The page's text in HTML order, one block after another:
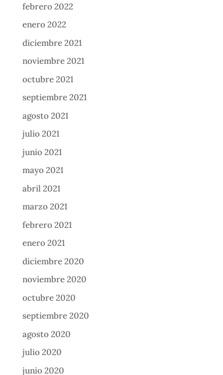
febrero 2022
enero 2022
diciembre 2021
noviembre 2021
octubre 2021
septiembre 2021
agosto 2021
julio 2021
junio 2021
mayo 2021
abril 2021
marzo 2021
febrero 2021
enero 2021
diciembre 2020
noviembre 2020
octubre 2020
septiembre 2020
agosto 2020
julio 2020
junio 2020